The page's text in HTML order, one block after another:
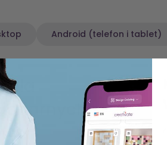
Android (telefon i tablet)
z